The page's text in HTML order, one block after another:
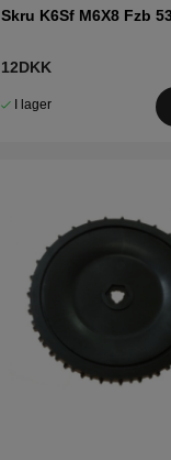
Skru K6Sf M6X8 Fzb
12DKK
I lager